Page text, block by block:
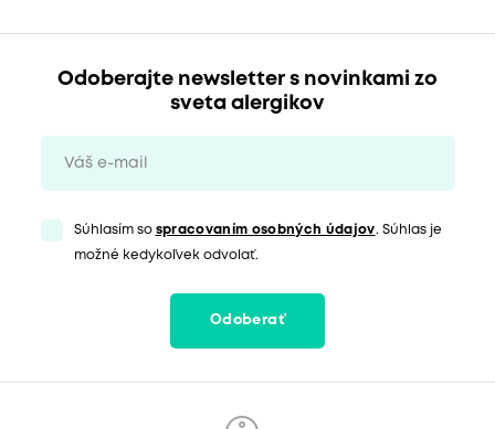
Odoberajte newsletter s novinkami zo
sveta alergikov
Súhlasím so spracovaním osobných údajov. Súhlas je
možné kedykoľvek odvolať.
Odoberať